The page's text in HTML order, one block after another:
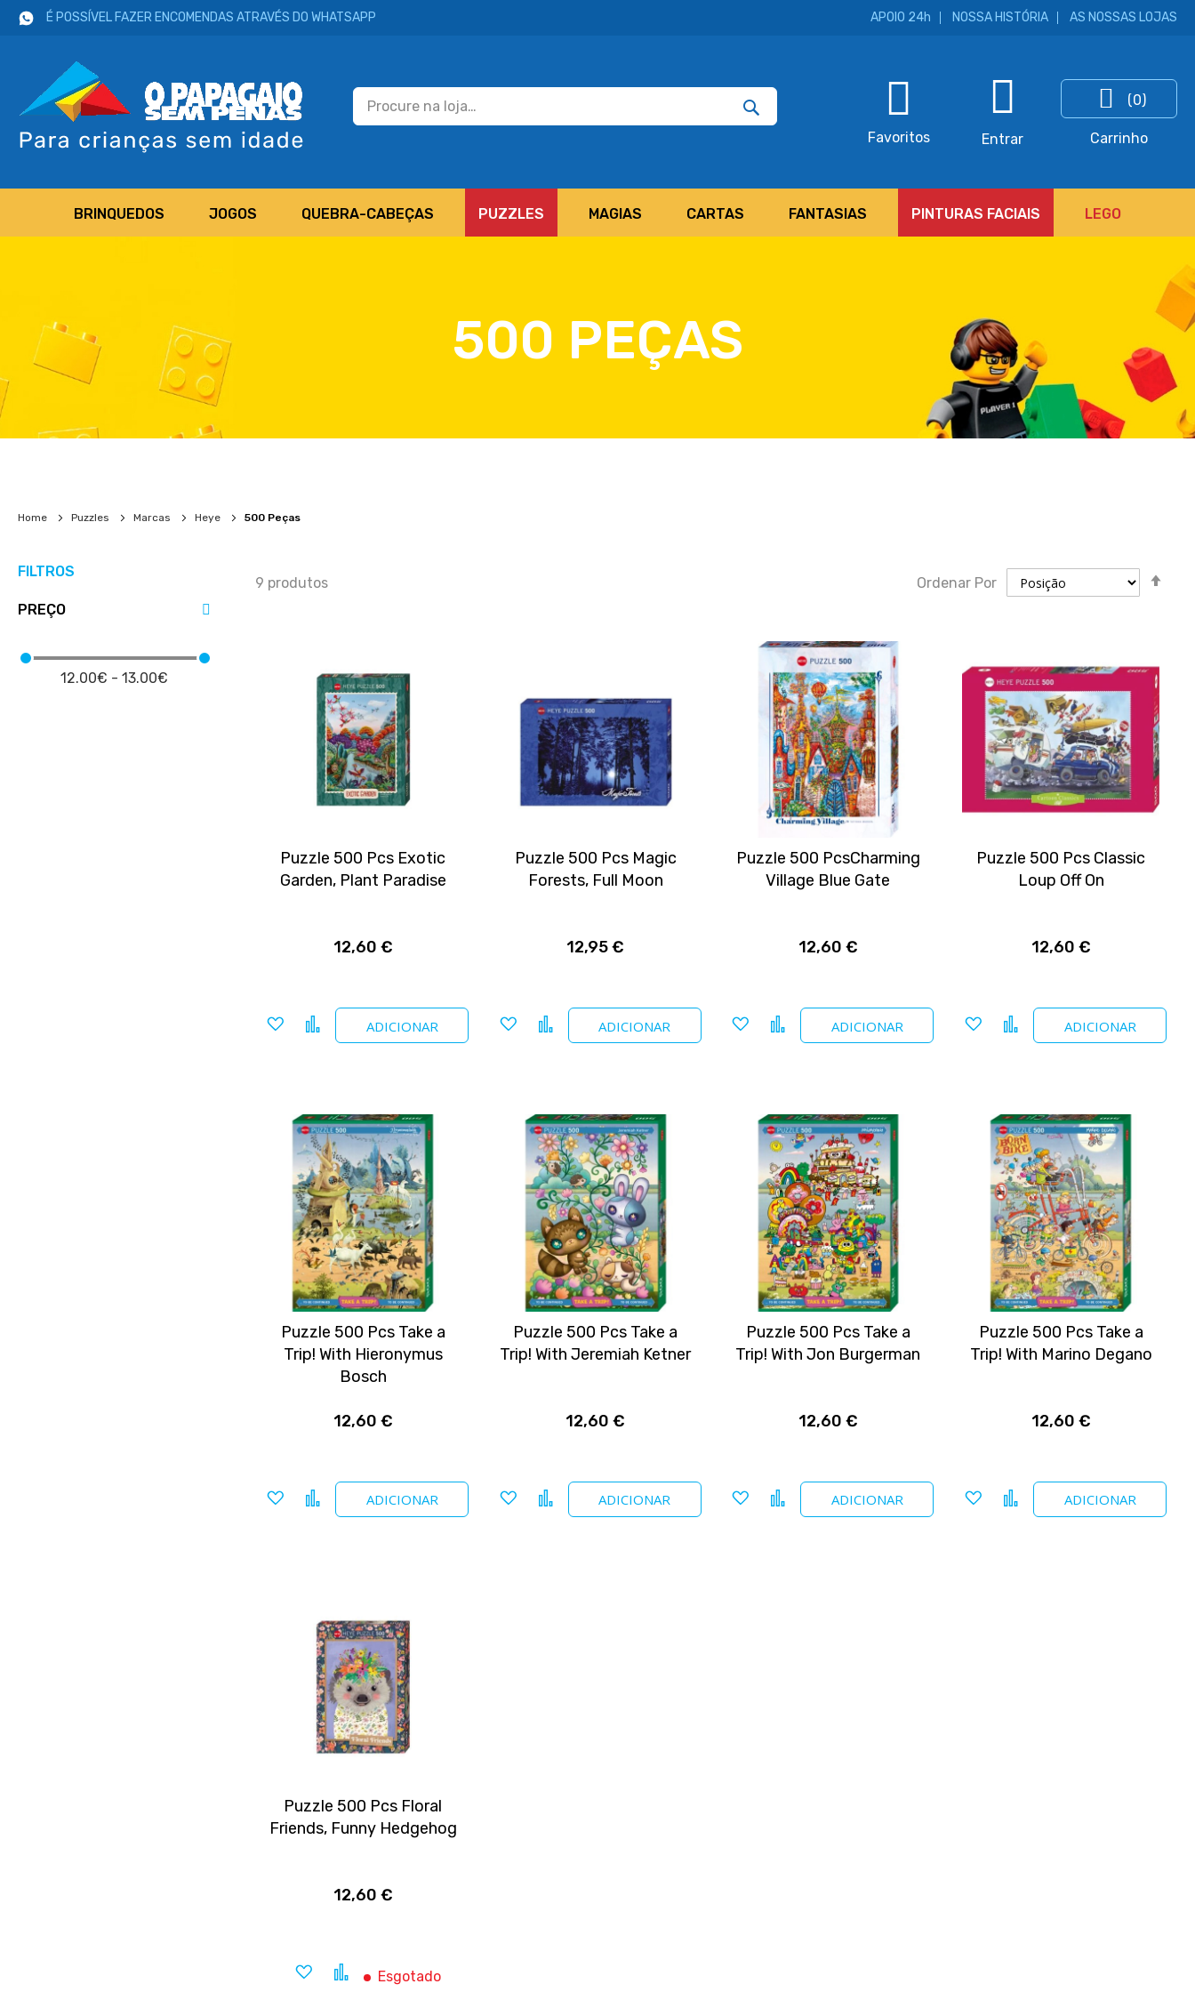
É POSSÍVEL FAZER ENCOMENDAS ATRAVÉS DO WHATSAPP APOIO 24h NOSSA HISTÓRIA AS NOSSAS LOJAS
Pesquisar Pesquisar
Favoritos Entrar
(0)
Carrinho
BRINQUEDOS JOGOS QUEBRA-CABEÇAS PUZZLES MAGIAS CARTAS FANTASIAS PINTURAS FACIAIS LEGO
500 PEÇAS
Home Puzzles Marcas Heye 500 Peças
9 produtos Ordenar Por
Puzzle 500 Pcs Exotic
Garden, Plant Paradise
12,60 €
ADICIONAR
AdicionarComparar
Puzzle 500 Pcs Magic
Forests, Full Moon
12,95 €
ADICIONAR
AdicionarComparar
Puzzle 500 PcsCharming
Village Blue Gate
12,60 €
ADICIONAR
AdicionarComparar
Puzzle 500 Pcs Classic
Loup Off On
12,60 €
ADICIONAR
AdicionarComparar
Puzzle 500 Pcs Take a
Trip! With Hieronymus
Bosch
12,60 €
ADICIONAR
AdicionarComparar
Puzzle 500 Pcs Take a
Trip! With Jeremiah Ketner
12,60 €
ADICIONAR
AdicionarComparar
Puzzle 500 Pcs Take a
Trip! With Jon Burgerman
12,60 €
ADICIONAR
AdicionarComparar
Puzzle 500 Pcs Take a
Trip! With Marino Degano
12,60 €
ADICIONAR
AdicionarComparar
Puzzle 500 Pcs Floral
Friends, Funny Hedgehog
12,60 €
Esgotado
AdicionarComparar
FILTROS
PREÇO
12.00€ - 13.00€